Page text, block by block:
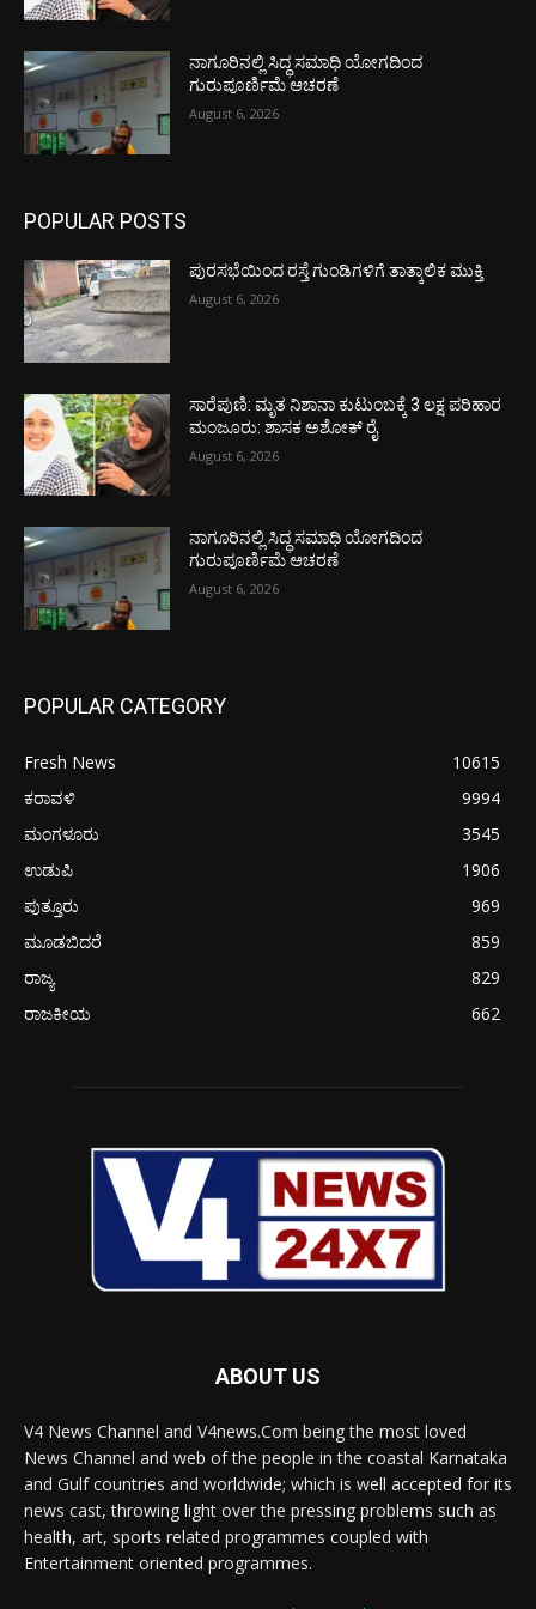
ನಾಗೂರಿನಲ್ಲಿ ಸಿದ್ಧ ಸಮಾಧಿ ಯೋಗದಿಂದ
ಗುರುಪೂರ್ಣಿಮೆ ಆಚರಣೆ
August 6, 2026
POPULAR POSTS
ಪುರಸಭೆಯಿಂದ ರಸ್ತೆ ಗುಂಡಿಗಳಿಗೆ ತಾತ್ಕಾಲಿಕ ಮುಕ್ತಿ
August 6, 2026
ಸಾರೆಪುಣಿ: ಮೃತ ನಿಶಾನಾ ಕುಟುಂಬಕ್ಕೆ 3 ಲಕ್ಷ ಪರಿಹಾರ
ಮಂಜೂರು: ಶಾಸಕ ಅಶೋಕ್ ರೈ
August 6, 2026
ನಾಗೂರಿನಲ್ಲಿ ಸಿದ್ಧ ಸಮಾಧಿ ಯೋಗದಿಂದ
ಗುರುಪೂರ್ಣಿಮೆ ಆಚರಣೆ
August 6, 2026
POPULAR CATEGORY
Fresh News
10615
ಕರಾವಳಿ
9994
ಮಂಗಳೂರು
3545
ಉಡುಪಿ
1906
ಪುತ್ತೂರು
969
ಮೂಡಬಿದರೆ
859
ರಾಜ್ಯ
829
ರಾಜಕೀಯ
662
ABOUT US
V4 News Channel and V4news.Com being the most loved
News Channel and web of the people in the coastal Karnataka
and Gulf countries and worldwide; which is well accepted for its
news cast, throwing light over the pressing problems such as
health, art, sports related programmes coupled with
Entertainment oriented programmes.